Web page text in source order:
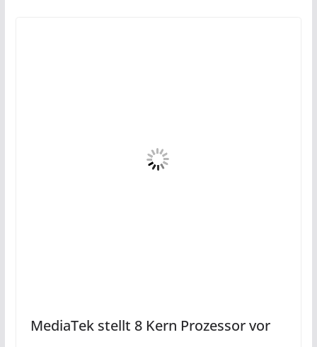
MediaTek stellt 8 Kern Prozessor vor